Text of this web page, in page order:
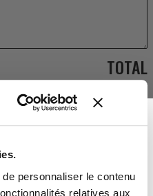
personnaliser le contenu
relatives aux
TOTAL
179,00 €